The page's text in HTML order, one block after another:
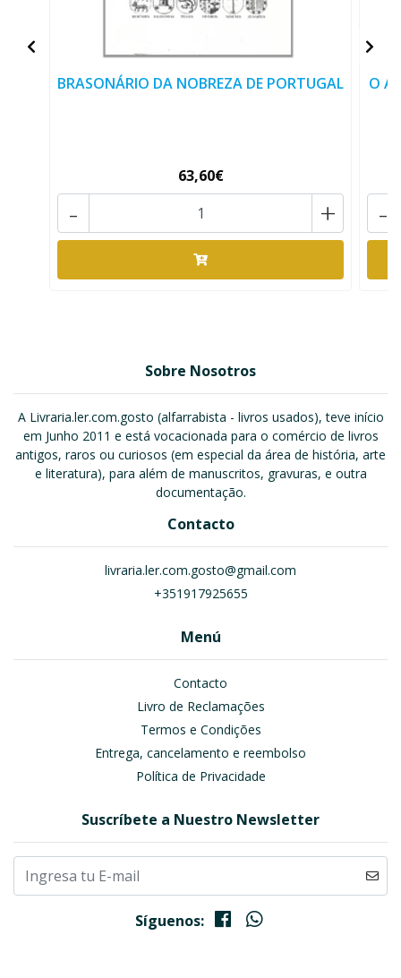
BRASONÁRIO DA NOBREZA DE PORTUGAL
63,60€
+
-
O
-
Sobre Nosotros
A Livraria.ler.com.gosto (alfarrabista - livros usados), teve início
em Junho 2011 e está vocacionada para o comércio de livros
antigos, raros ou curiosos (em especial da área de história, arte
e literatura), para além de manuscritos, gravuras, e outra
documentação.
Contacto
livraria.ler.com.gosto@gmail.com
+351917925655
Menú
Contacto
Livro de Reclamações
Termos e Condições
Entrega, cancelamento e reembolso
Política de Privacidade
Suscríbete a Nuestro Newsletter
Síguenos: